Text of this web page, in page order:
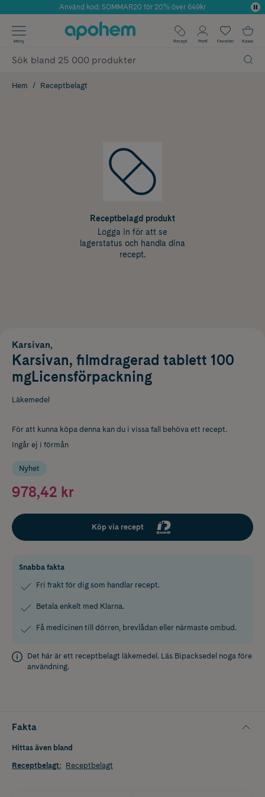
Årets Butik 2025 inom Skönhet
Använd kod: SOMMAR20 för 20% över 649kr
✓ Fri frakt
✓ Poäng på alla köp*
Meny Recept Profil Favoriter Kassa
Hem Receptbelagt
Receptbelagd produkt
Logga in för att se
lagerstatus och handla dina
recept.
Karsivan,
Karsivan, filmdragerad tablett 100
mgLicensförpackning
Läkemedel
För att kunna köpa denna kan du i vissa fall behöva ett recept.
Ingår ej i förmån
Nyhet
978,42 kr
Köp via recept
Snabba fakta
Fri frakt för dig som handlar recept.
Betala enkelt med Klarna.
Få medicinen till dörren, brevlådan eller närmaste ombud.
Det här är ett receptbelagt läkemedel. Läs Bipacksedel noga före
användning.
Fakta
Hittas även bland
Receptbelagt: Receptbelagt